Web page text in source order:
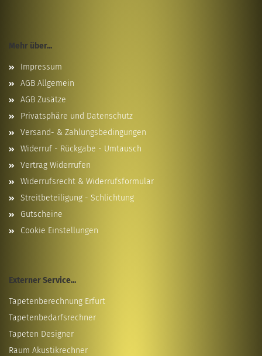
Mehr über...
Impressum
AGB Allgemein
AGB Zusätze
Privatsphäre und Datenschutz
Versand- & Zahlungsbedingungen
Widerruf - Rückgabe - Umtausch
Vertrag Widerrufen
Widerrufsrecht & Widerrufsformular
Streitbeteiligung - Schlichtung
Gutscheine
Cookie Einstellungen
Externer Service...
Tapetenberechnung Erfurt
Tapetenbedarfsrechner
Tapeten Designer
Raum Akustikrechner